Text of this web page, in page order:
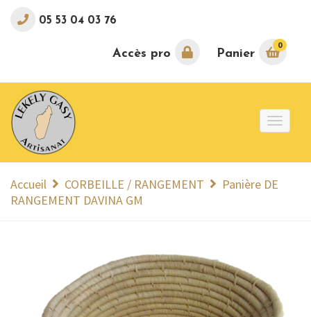
05 53 04 03 76
Accès pro Panier
0
Toggle
Accueil CORBEILLE / RANGEMENT
Panière DE
RANGEMENT DAVINA GM